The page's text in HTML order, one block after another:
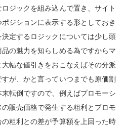
ジックを組み込んで置き、サイト
ジションに表示する形としておき
定するロジックについては少し頭
の魅力を知らしめる為ですからマ
幅な値引きをおこなえばその分派
が、かと言っていつまでも原価割
転倒ですので、例えばプロモーシ
販売価格で発生する粗利とプロモ
粗利との差が予算額を上回った時